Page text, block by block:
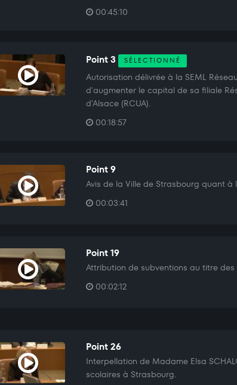
00:45:10
Point 3 SÉLECTIONNÉ
Autorisation délivrée à la SEML
d'augmenter le capital de sa filiale
d'Alsace (RCUA).
00:18:57
Point 9
Avis de la Ville de Strasbourg quant
00:03:41
Point 19
Attribution de subventions au titre des
00:02:12
Point 26
Interpellation de Madame Elsa
scolaires à Strasbourg.